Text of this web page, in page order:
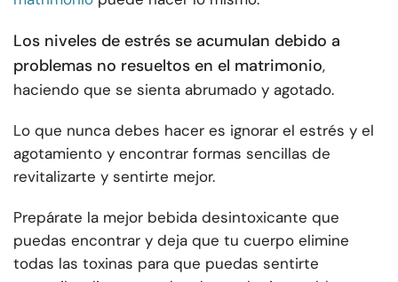
Los niveles de estrés se acumulan debido a
problemas no resueltos en el matrimonio,
haciendo que se sienta abrumado y agotado.
Lo que nunca debes hacer es ignorar el estrés y el
agotamiento y encontrar formas sencillas de
revitalizarte y sentirte mejor.
Prepárate la mejor bebida desintoxicante que
puedas encontrar y deja que tu cuerpo elimine
todas las toxinas para que puedas sentirte